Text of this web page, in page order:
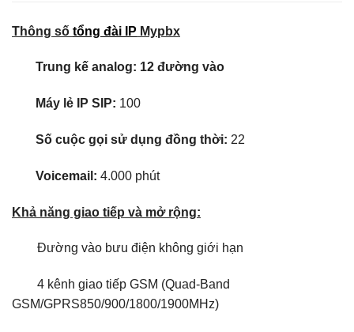
Thông số tổng đài IP Mypbx
Trung kế analog: 12 đường vào
Máy lẻ IP SIP: 100
Số cuộc gọi sử dụng đồng thời: 22
Voicemail: 4.000 phút
Khả năng giao tiếp và mở rộng:
Đường vào bưu điện không giới hạn
4 kênh giao tiếp GSM (Quad-Band
GSM/GPRS850/900/1800/1900MHz)